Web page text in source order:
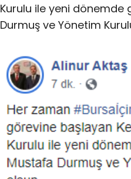
Kurulu ile yeni dönemde
Durmuş ve Yönetim